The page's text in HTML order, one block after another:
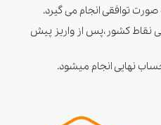
توافقی انجام می گیرد.
نقاط کشور،پس از واریز پیش
نهایی انجام میشود.